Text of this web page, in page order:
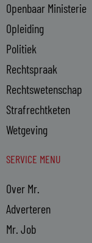
Openbaar Ministerie
Opleiding
Politiek
Rechtspraak
Rechtswetenschap
Strafrechtketen
Wetgeving
SERVICE MENU
Over Mr.
Adverteren
Mr. Job